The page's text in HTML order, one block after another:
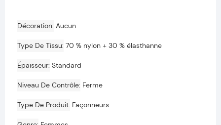
Décoration Aucun
Type De Tissu 70 % nylon + 30 % élasthanne
Épaisseur Standard
Niveau De Contrôle Ferme
Type De Produit Façonneurs